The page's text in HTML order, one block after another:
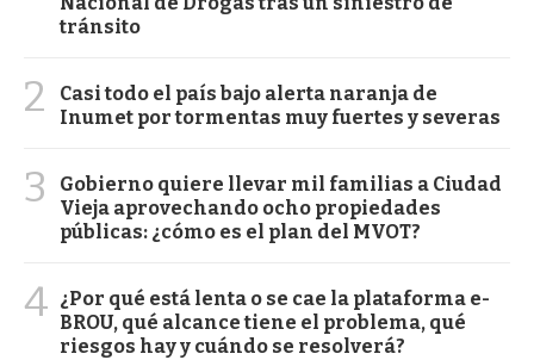
tránsito
2
Casi todo el país bajo alerta naranja de
Inumet por tormentas muy fuertes y severas
3
Gobierno quiere llevar mil familias a Ciudad
Vieja aprovechando ocho propiedades
públicas: ¿cómo es el plan del MVOT?
4 ¿Por qué está lenta o se cae la plataforma e-
BROU, qué alcance tiene el problema, qué
riesgos hay y cuándo se resolverá?